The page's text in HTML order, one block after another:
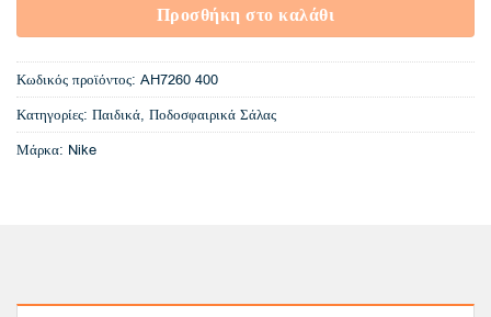
Προσθήκη στο καλάθι
Κωδικός προϊόντος: AH7260 400
Κατηγορίες: Παιδικά, Ποδοσφαιρικά Σάλας
Μάρκα: Nike